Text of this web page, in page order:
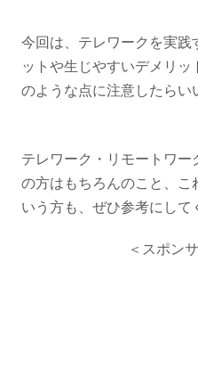
今回は、テレワークを実践
ットや生じやすいデメリ
のような点に注意したらい
テレワーク・リモートワ
の方はもちろんのこと、こ
いう方も、ぜひ参考にして
＜スポン